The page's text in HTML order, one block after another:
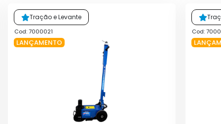
Tração e Levante
LANÇAMENTO
Cod: 7000021 Cod: